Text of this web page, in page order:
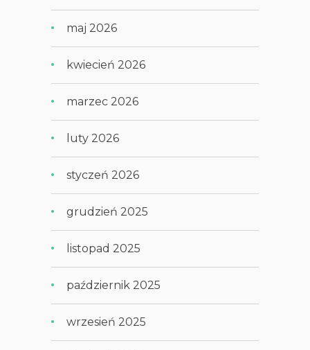
maj 2026
kwiecień 2026
marzec 2026
luty 2026
styczeń 2026
grudzień 2025
listopad 2025
październik 2025
wrzesień 2025